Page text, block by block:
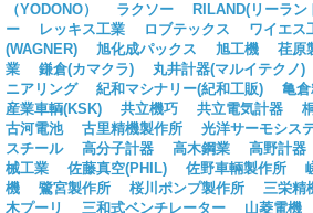
（YODONO）
ラクソー RILAND(リーラン
ー
レッキス工業 ロブテックス ワイエス
(WAGNER)
旭化成パックス 旭工機 荏原
業
鎌倉(カマクラ) 丸井計器(マルイテクノ)
ニアリング
紀和マシナリー(紀和工販) 亀
産業車輌(KSK)
共立機巧 共立電気計器
古河電池
古里精機製作所 光洋サーモシス
スチール
高分子計器 高木鋼業 高野計器
械工業
佐藤真空(PHIL) 佐野車輛製作所
機
鷺宮製作所 桜川ポンプ製作所 三栄精
木プーリ
三和式ベンチレーター 山菱電機